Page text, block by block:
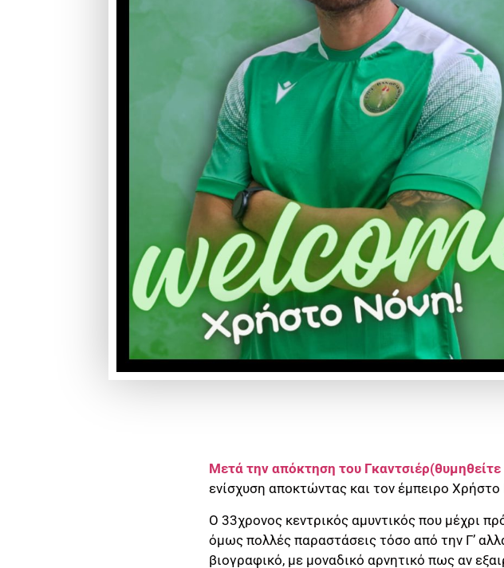
Μετά την απόκτηση του
ενίσχυση αποκτώντας και τον έμπειρο
Ο 33χρονος κεντρικός αμυντικός που μέχρι
όμως πολλές παραστάσεις τόσο από την Γ’
βιογραφικό, με μοναδικό αρνητικό πως αν